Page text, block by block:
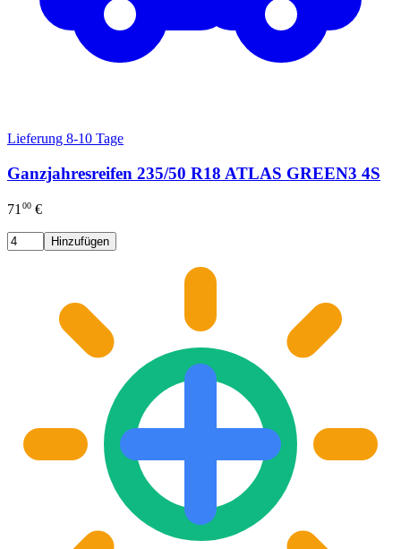
Lieferung 8-10 Tage
Ganzjahresreifen 235/50 R18 ATLAS GREEN3 4S
71 00 €
Hinzufügen